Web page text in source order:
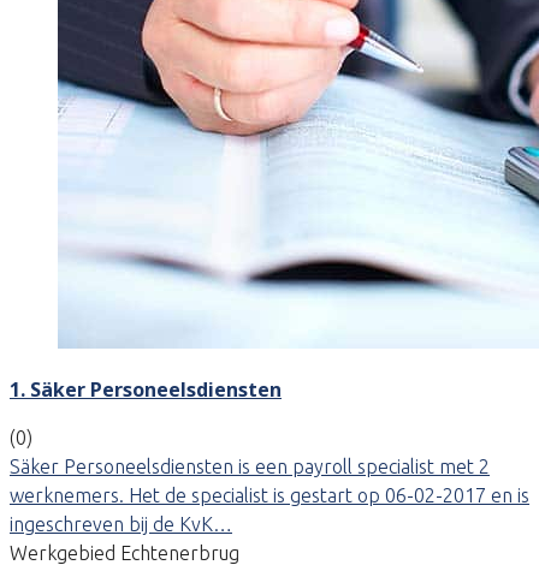
1. Säker Personeelsdiensten
(0)
Säker Personeelsdiensten is een payroll specialist met 2
werknemers. Het de specialist is gestart op 06-02-2017 en is
ingeschreven bij de KvK…
Werkgebied Echtenerbrug